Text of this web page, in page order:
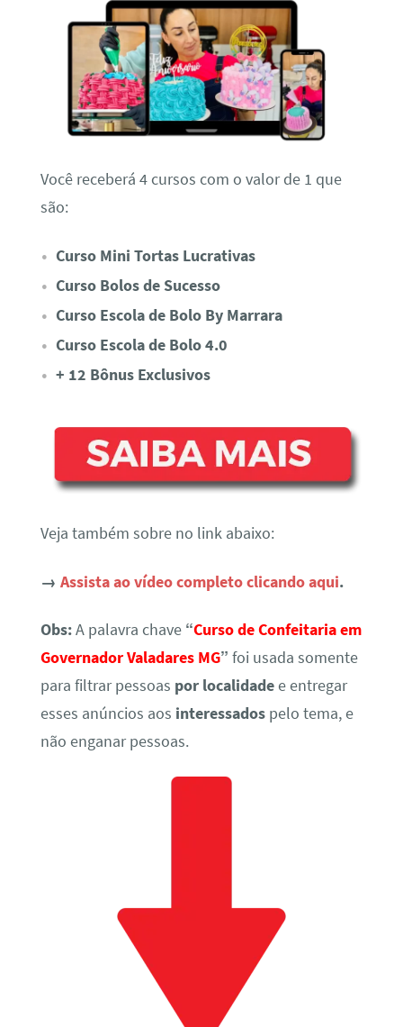
Você receberá 4 cursos com o valor de 1 que
são:
Curso Mini Tortas Lucrativas
Curso Bolos de Sucesso
Curso Escola de Bolo By Marrara
Curso Escola de Bolo 4.0
+ 12 Bônus Exclusivos
Veja também sobre no link abaixo:
→ Assista ao vídeo completo clicando aqui.
Obs:A palavra chave “Curso de Confeitaria em
Governador Valadares MG” foi usada somente
para filtrar pessoas por localidadee entregar
esses anúncios aos interessadospelo tema, e
não enganar pessoas.